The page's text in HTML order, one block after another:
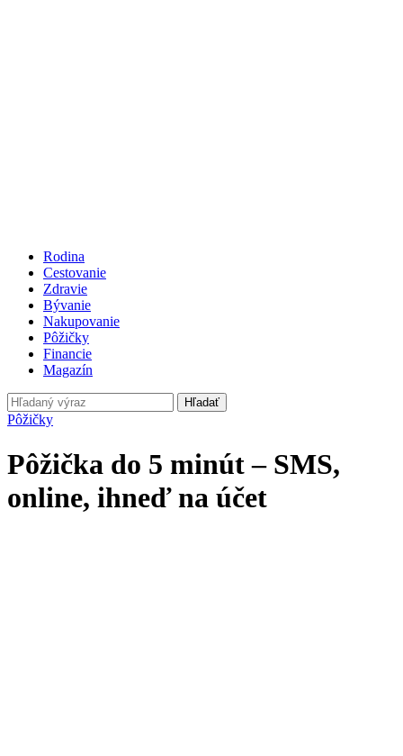
Rodina
Cestovanie
Zdravie
Bývanie
Nakupovanie
Pôžičky
Financie
Magazín
Hľadať
Pôžičky
Pôžička do 5 minút – SMS,
online, ihneď na účet